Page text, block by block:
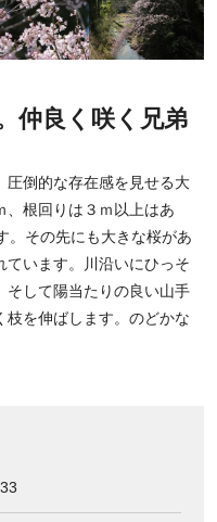
仲良く咲く兄弟
圧倒的な存在感を見せる大
、根回りは３ｍ以上はあ
。その先にも大きな桜があ
ています。川沿いにひっそ
そして陽当たりの良い山手
枝を伸ばします。のどかな